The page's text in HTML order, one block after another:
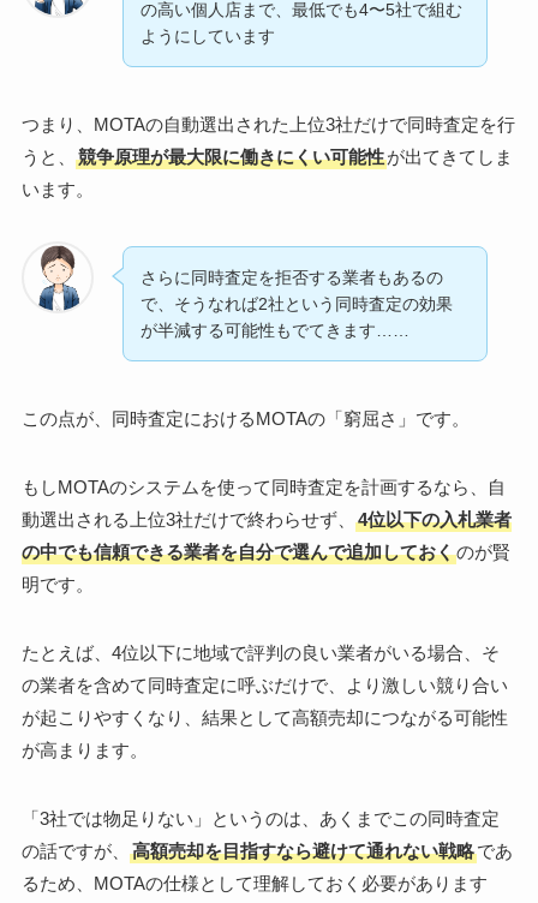
の高い個人店まで、最低でも4〜5社で組む
ようにしています
つまり、MOTAの自動選出された上位3社だけで同時査定を行
うと、
競争原理が最大限に働きにくい可能性が出てきてしま
います。
さらに同時査定を拒否する業者もあるの
で、そうなれば2社という同時査定の効果
が半減する可能性もでてきます……
この点が、同時査定におけるMOTAの「窮屈さ」です。
もしMOTAのシステムを使って同時査定を計画するなら、自
動選出される上位3社だけで終わらせず、
4位以下の入札業者
の中でも信頼できる業者を自分で選んで追加しておくのが賢
明です。
たとえば、4位以下に地域で評判の良い業者がいる場合、そ
の業者を含めて同時査定に呼ぶだけで、より激しい競り合い
が起こりやすくなり、結果として高額売却につながる可能性
が高まります。
「3社では物足りない」というのは、あくまでこの同時査定
の話ですが、
高額売却を目指すなら避けて通れない戦略であ
るため、MOTAの仕様として理解しておく必要があります